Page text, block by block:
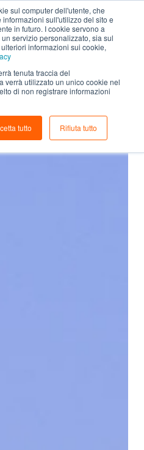
sul computer dell'utente, che
sull'utilizzo del sito e
in futuro. I cookie servono a
servizio personalizzato, sia sul
informazioni sui cookie,
tenuta traccia del
verrà utilizzato un unico cookie nel
di non registrare informazioni
tutto Rifiuta tutto
Tutti gli articoli